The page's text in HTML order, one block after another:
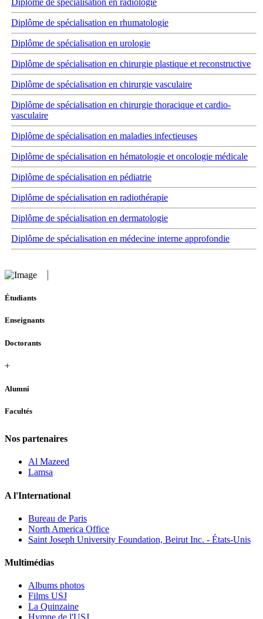
Diplôme de spécialisation en radiologie
Diplôme de spécialisation en rhumatologie
Diplôme de spécialisation en urologie
Diplôme de spécialisation en chirurgie plastique et reconstructive
Diplôme de spécialisation en chirurgie vasculaire
Diplôme de spécialisation en chirurgie thoracique et cardio-
vasculaire
Diplôme de spécialisation en maladies infectieuses
Diplôme de spécialisation en hématologie et oncologie médicale
Diplôme de spécialisation en pédiatrie
Diplôme de spécialisation en radiothérapie
Diplôme de spécialisation en dermatologie
Diplôme de spécialisation en médecine interne approfondie
Étudiants
Enseignants
Doctorants
+
Alumni
Facultés
Nos partenaires
Al Mazeed
Lamsa
A l'International
Bureau de Paris
North America Office
Saint Joseph University Foundation, Beirut Inc. - États-Unis
Multimédias
Albums photos
Films USJ
La Quinzaine